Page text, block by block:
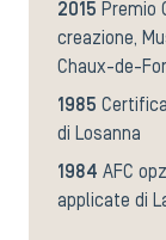
2015 Premio
creazione,
Chaux-de-
1985
di Losanna
1984 AFC
applicate di